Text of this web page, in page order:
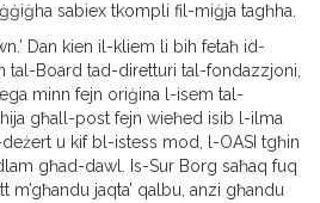
sabiex tkompli fil-miġja tagħha.
Dan kien il-kliem li bih fetaħ id-
tal-Board tad-diretturi tal-fondazzjoni,
minn fejn oriġina l-isem tal-
għall-post fejn wieħed isib l-ilma
u kif bl-istess mod, l-OASI tgħin
għad-dawl. Is-Sur Borg saħaq fuq
m’għandu jaqta’ qalbu, anzi għandu